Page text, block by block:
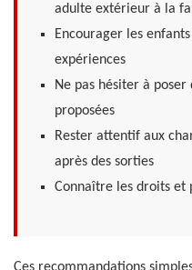
adulte extérieur à la
Encourager les
expériences
Ne pas hésiter à
proposées
Rester attentif aux
après des sorties
Connaître les droits et
Ces recommandations